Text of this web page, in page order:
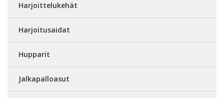
Harjoittelukehät
Harjoitusaidat
Hupparit
Jalkapalloasut